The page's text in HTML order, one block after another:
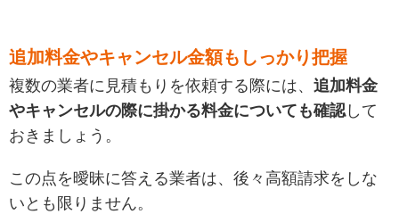
追加料金やキャンセル金額もしっかり把握
複数の業者に見積もりを依頼する際には、 追加料金
やキャンセルの際に掛かる料金についても確認して
おきましょう。
この点を曖昧に答える業者は、後々高額請求をしな
いとも限りません。